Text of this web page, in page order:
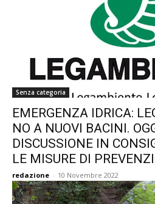
Senza categoria
EMERGENZA IDRICA:
NO A NUOVI BACINI.
DISCUSSIONE IN
LE MISURE DI
redazione - 10 Novembre 2022